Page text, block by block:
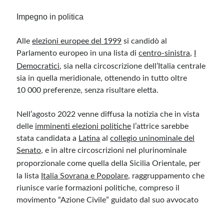
Impegno in politica
Alle elezioni europee del 1999 si candidò al
Parlamento europeo in una lista di centro-sinistra,
Democratici, sia nella circoscrizione dell’Italia centrale
sia in quella meridionale, ottenendo in tutto oltre
10 000 preferenze, senza risultare eletta.
Nell’agosto 2022 venne diffusa la notizia che in vista
delle imminenti elezioni politiche l’attrice sarebbe
stata candidata a Latina al collegio uninominale del
Senato, e in altre circoscrizioni nel plurinominale
proporzionale come quella della Sicilia Orientale, per
la lista Italia Sovrana e Popolare, raggruppamento che
riunisce varie formazioni politiche, compreso il
movimento “Azione Civile” guidato dal suo avvocato